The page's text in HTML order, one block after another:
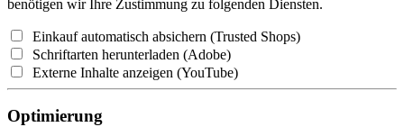
benötigen wir Ihre Zustimmung zu folgenden Diensten.
Einkauf automatisch absichern (Trusted Shops)
Schriftarten herunterladen (Adobe)
Externe Inhalte anzeigen (YouTube)
Optimierung